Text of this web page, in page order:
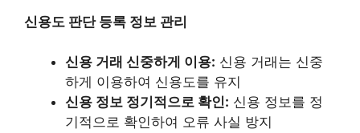
신용도 판단 등록 정보 관리
신용 거래 신중하게 이용: 신용 거래는 신중
하게 이용하여 신용도를 유지
신용 정보 정기적으로 확인: 신용 정보를 정
기적으로 확인하여 오류 사실 방지